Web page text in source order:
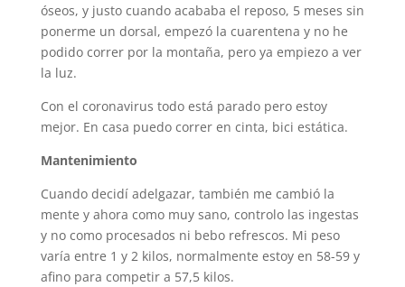
óseos, y justo cuando acababa el reposo, 5 meses sin
ponerme un dorsal, empezó la cuarentena y no he
podido correr por la montaña, pero ya empiezo a ver
la luz.
Con el coronavirus todo está parado pero estoy
mejor. En casa puedo correr en cinta, bici estática.
Mantenimiento
Cuando decidí adelgazar, también me cambió la
mente y ahora como muy sano, controlo las ingestas
y no como procesados ni bebo refrescos. Mi peso
varía entre 1 y 2 kilos, normalmente estoy en 58-59 y
afino para competir a 57,5 kilos.